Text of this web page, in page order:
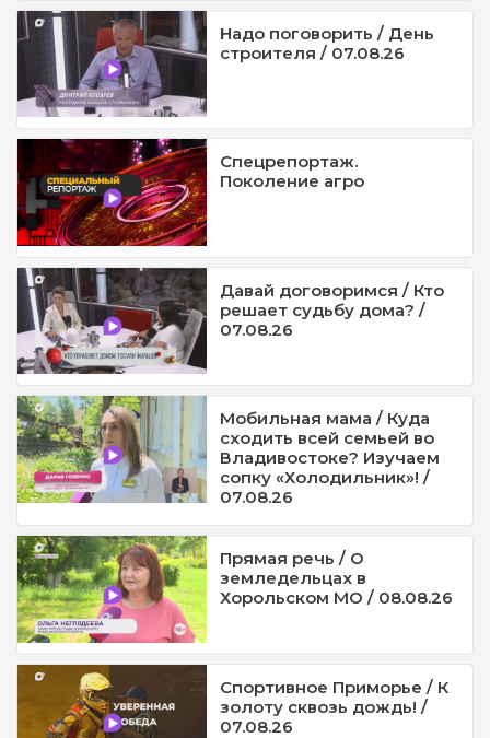
Надо поговорить / День
строителя / 07.08.26
Спецрепортаж.
Поколение агро
Давай договоримся / Кто
решает судьбу дома? /
07.08.26
Мобильная мама / Куда
сходить всей семьей во
Владивостоке? Изучаем
сопку «Холодильник»! /
07.08.26
Прямая речь / О
земледельцах в
Хорольском МО / 08.08.26
Спортивное Приморье / К
золоту сквозь дождь! /
07.08.26